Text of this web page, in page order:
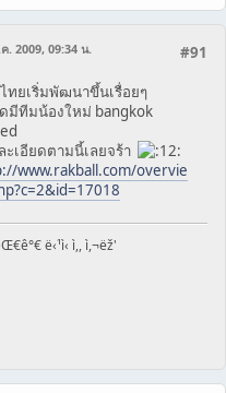
#91
. 2009, 09:34 น.
ทยเริ่มพัฒนาขึ้นเรื่อยๆ
มีทีมน้องใหม่ bangkok
ะเอียดตามนี้เลยจร้า
www.rakball.com/overvie
ë‹¹ì‹ ì,, ì,¬ëž'